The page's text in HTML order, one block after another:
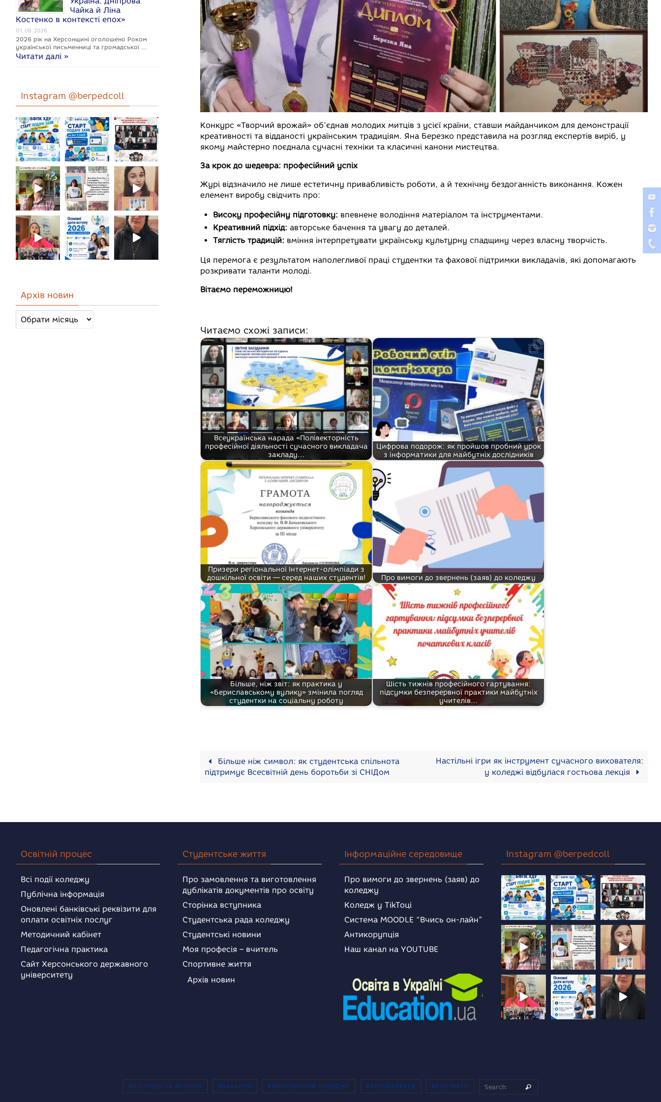
Конкурс «Творчий врожай» об’єднав молодих митців з усієї країни, ставши майданчиком для демонстрації
креативності та відданості українським традиціям. Яна Березко представила на розгляд експертів виріб, у
якому майстерно поєднала сучасні техніки та класичні канони мистецтва.
За крок до шедевра: професійний успіх
Журі відзначило не лише естетичну привабливість роботи, а й технічну бездоганність виконання. Кожен
елемент виробу свідчить про:
Високу професійну підготовку: впевнене володіння матеріалом та інструментами.
Креативний підхід: авторське бачення та увагу до деталей.
Тяглість традицій: вміння інтерпретувати українську культурну спадщину через власну творчість.
Ця перемога є результатом наполегливої праці студентки та фахової підтримки викладачів, які допомагають
розкривати таланти молоді.
Вітаємо переможницю!
Читаємо схожі записи:
Всеукраїнська нарада «Полівекторність
професійної діяльності сучасного викладача
закладу…
Цифрова подорож: як пройшов пробний урок
з інформатики для майбутніх дослідників
Призери регіональної Інтернет-олімпіади з
дошкільної освіти — серед наших студентів!
Про вимоги до звернень (заяв) до коледжу
Більше, ніж звіт: як практика у
«Бериславському вулику» змінила погляд
студентки на соціальну роботу
Шість тижнів професійного гартування:
підсумки безперервної практики майбутніх
учителів…
Більше ніж символ: як студентська спільнота
підтримує Всесвітній день боротьби зі СНІДом
Настільні ігри як інструмент сучасного вихователя:
у коледжі відбулася гостьова лекція
Чайка й Ліна
Костенко в контексті епох»
01.06.2026
2026 рік на Херсонщині оголошено Роком
укpaїнcької письменниці та громадської …
Читати далі »
Instagram @berpedcoll
Архів новин
Архів
новин
Освітній процес
Всі події коледжу
Публічна інформація
Оновлені банківські реквізити для
оплати освітніх послуг
Методичний кабінет
Педагогічна практика
Сайт Херсонського державного
університету
Студентське життя
Про замовлення та виготовлення
дублікатів документів про освіту
Сторінка вступника
Студентська рада коледжу
Студентські новини
Моя професія – вчитель
Спортивне життя
Архів новин
Інформаційне середовище
Про вимоги до звернень (заяв) до
коледжу
Коледж у TikToці
Система MOODLE “Вчись он-лайн”
Антикорупція
Наш канал на YOUTUBE
Instagram @berpedcoll
#ВСІ ПОДІЇ ТА АНОНСИ #ВАКАНСІЇ #ВИПУСКНИКИ КОЛЕДЖУ #ФОТОГАЛЕРЕЯ #КОНТАКТИ Search